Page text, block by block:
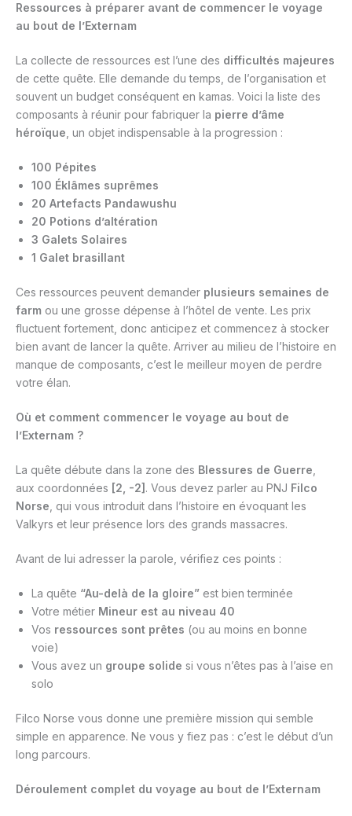
Ressources à préparer avant de commencer le voyage
au bout de l’Externam
La collecte de ressources est l’une des difficultés majeures
de cette quête. Elle demande du temps, de l’organisation et
souvent un budget conséquent en kamas. Voici la liste des
composants à réunir pour fabriquer la pierre d’âme
héroïque , un objet indispensable à la progression :
100 Pépites
100 Éklâmes suprêmes
20 Artefacts Pandawushu
20 Potions d’altération
3 Galets Solaires
1 Galet brasillant
Ces ressources peuvent demander plusieurs semaines de
farm ou une grosse dépense à l’hôtel de vente. Les prix
fluctuent fortement, donc anticipez et commencez à stocker
bien avant de lancer la quête. Arriver au milieu de l’histoire en
manque de composants, c’est le meilleur moyen de perdre
votre élan.
Où et comment commencer le voyage au bout de
l’Externam ?
La quête débute dans la zone des Blessures de Guerre
aux coordonnées [2, -2] . Vous devez parler au PNJ Filco
Norse , qui vous introduit dans l’histoire en évoquant les
Valkyrs et leur présence lors des grands massacres.
Avant de lui adresser la parole, vérifiez ces points :
La quête “Au-delà de la gloire” est bien terminée
Votre métier Mineur est au niveau 40
Vos ressources sont prêtes (ou au moins en bonne
voie)
Vous avez un groupe solide si vous n’êtes pas à l’aise en
solo
Filco Norse vous donne une première mission qui semble
simple en apparence. Ne vous y fiez pas : c’est le début d’un
long parcours.
Déroulement complet du voyage au bout de l’Externam